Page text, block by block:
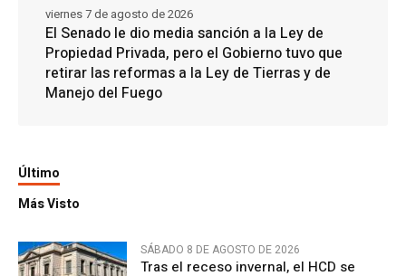
El Senado le dio media sanción a la Ley de
Propiedad Privada, pero el Gobierno tuvo que
retirar las reformas a la Ley de Tierras y de
Manejo del Fuego
viernes 7 de agosto de 2026
Último
Más Visto
SÁBADO 8 DE AGOSTO DE 2026
Tras el receso invernal, el HCD se